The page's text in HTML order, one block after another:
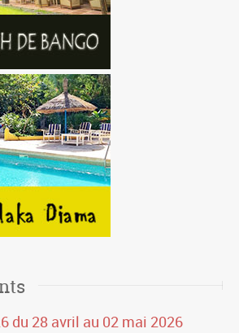
du 28 avril au 02 mai 2026